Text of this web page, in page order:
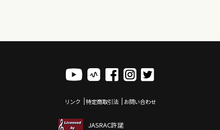
リンク 特定商取引法 お問い合わせ
JASRAC許諾